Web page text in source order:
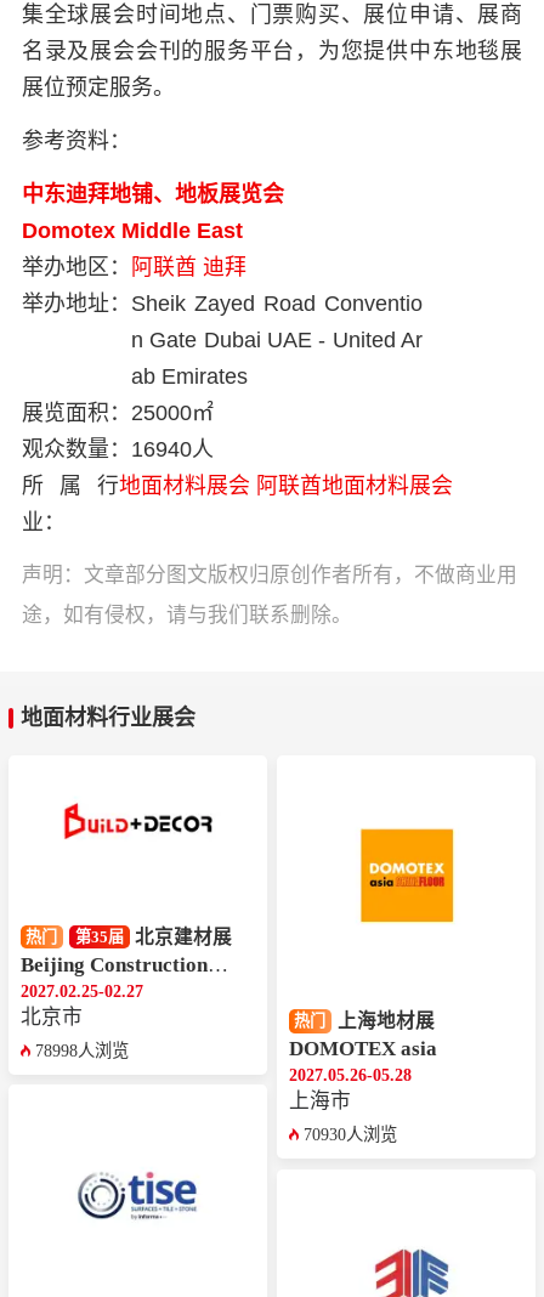
集全球展会时间地点、门票购买、展位申请、展商
名录及展会会刊的服务平台，为您提供中东地毯展
展位预定服务。
参考资料：
中东迪拜地铺、地板展览会
Domotex Middle East
举办地区：
阿联酋 迪拜
举办地址： Sheik Zayed Road Conventio
n Gate Dubai UAE - United Ar
ab Emirates
展览面积： 25000㎡
观众数量： 16940人
所属行
业：
地面材料展会 阿联酋地面材料展会
声明：文章部分图文版权归原创作者所有，不做商业用
途，如有侵权，请与我们联系删除。
地面材料行业展会
热门 第35届 北京建材展
Beijing Construction Expo
2027.02.25-02.27
北京市
78998人浏览
热门 上海地材展
DOMOTEX asia
2027.05.26-05.28
上海市
70930人浏览